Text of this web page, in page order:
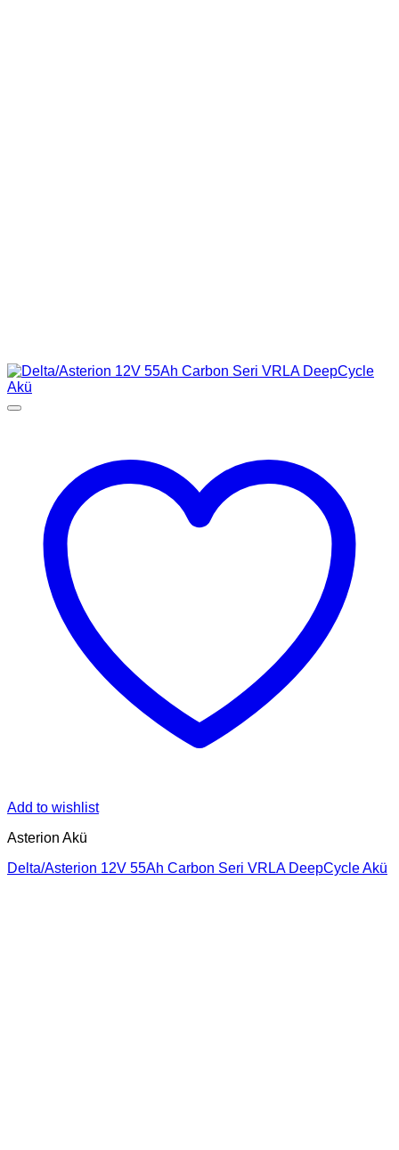
Add to wishlist
Asterion Akü
Delta/Asterion 12V 55Ah Carbon Seri VRLA DeepCycle Akü